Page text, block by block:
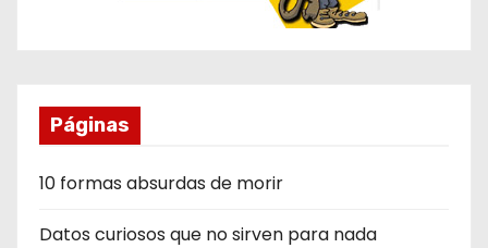
Páginas
10 formas absurdas de morir
Datos curiosos que no sirven para nada